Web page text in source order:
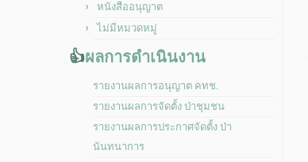
หนังสืออนุญาต
ไม่มีหมวดหมู่
👍ผลการดำเนินงาน
รายงานผลการอนุญาต คทช.
รายงานผลการจัดตั้ง ป่าชุมชน
รายงานผลการประกาศจัดตั้ง ป่า
นันทนาการ